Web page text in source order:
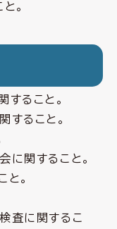
。
すること。
すること。
に関すること。
と。
査に関するこ